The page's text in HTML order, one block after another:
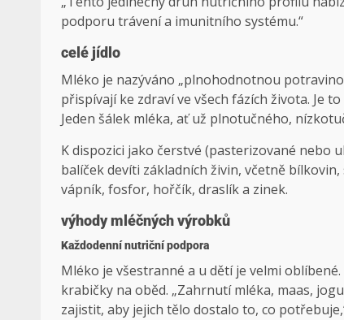
podporu trávení a imunitního systému.“
celé jídlo
Mléko je nazýváno „plnohodnotnou
přispívají ke zdraví ve všech fázích života. Je
Jeden šálek mléka, ať už plnotučného,
K dispozici jako čerstvé (pasterizované nebo
balíček devíti základních živin, včetně
vápník, fosfor, hořčík, draslík a zinek.
výhody mléčných výrobků
Každodenní nutriční podpora
Mléko je všestranné a u dětí je velmi
krabičky na oběd. „Zahrnutí mléka, maas,
zajistit, aby jejich tělo dostalo to, co